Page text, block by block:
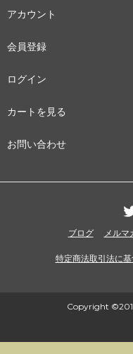
アカウント
会員登録
ログイン
カートを見る
お問い合わせ
ブログ メルマ
特定商法取引法に
Copyright